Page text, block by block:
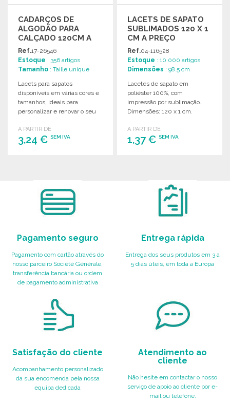
CADARÇOS DE
ALGODÃO PARA
CALÇADO 120CM A
PREÇO GROSSISTA
Ref.17-26546
Estoque : 356 artigos
Tamanho : Taille unique
Lacets para sapatos
disponíveis em várias cores e
tamanhos, ideais para
personalizar e renovar o seu
A PARTIR DE
3,24 € SEM IVA
LACETS DE SAPATO
SUBLIMADOS 120 X 1
CM A PREÇO
GROSSISTA
Ref.04-116528
Estoque : 10 000 artigos
Dimensões : 98.5 cm
Lacetes de sapato em
poliéster 100%, com
impressão por sublimação.
Dimensões: 120 x 1 cm.
disponível. Fabricado na
Europa.
A PARTIR DE
1,37 €SEM IVA
Pagamento seguro
Pagamento com cartão através do
nosso parceiro Société Générale,
transferência bancária ou ordem
de pagamento administrativa
Entrega rápida
Entrega dos seus produtos em 3 a
5 dias úteis, em toda a Europa
Satisfação do cliente
Acompanhamento personalizado
da sua encomenda pela nossa
equipa dedicada
Atendimento ao
cliente
Não hesite em contactar o nosso
serviço de apoio ao cliente por e-
mail ou telefone.